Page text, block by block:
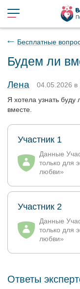
Бесплатные
Будем ли
Лена
04.05.2026 в
Я хотела узнать
вместе.
Участник 1
Данные
только для
любви»
Участник 2
Данные
только для
любви»
Ответы